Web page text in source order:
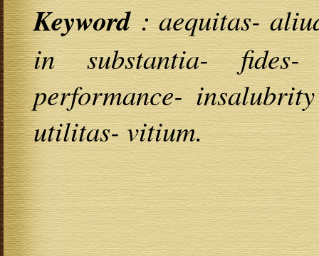
Keyword: aequitas-
in substantia- fides-
performance-
utilitas- vitium.